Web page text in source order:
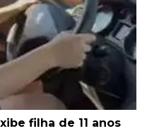
filha de 11 anos